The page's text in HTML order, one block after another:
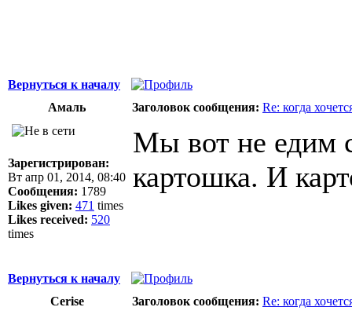
Вернуться к началу
Амаль
Заголовок сообщения: Re: когда
Зарегистрирован:
Вт апр 01, 2014, 08:40
Сообщения: 1789
Likes given: 471 times
Likes received: 520
times
Мы вот не едим
картошка. И
Вернуться к началу
Cerise
Заголовок сообщения: Re: когда